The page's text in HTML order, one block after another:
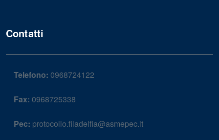
Contatti
Telefono: 0968724122
Fax: 0968725338
Pec: protocollo.filadelfia@asmepec.it